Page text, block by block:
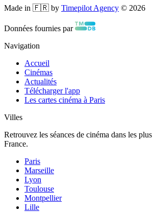
Made in 🇫🇷 by Timepilot Agency © 2026
Données fournies par
Navigation
Accueil
Cinémas
Actualités
Télécharger l'app
Les cartes cinéma à Paris
Villes
Retrouvez les séances de cinéma dans les
France.
Paris
Marseille
Lyon
Toulouse
Montpellier
Lille